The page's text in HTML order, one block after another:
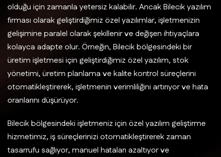
olduğu için zamanla yetersiz kalabilir. Ancak Bilecik yazılım
firması olarak geliştirdiğimiz özel yazılımlar, işletmenizin
gelişimine paralel olarak şekillenir ve değişen ihtiyaçlara
kolayca adapte olur. Örneğin, Bilecik bölgesindeki bir
üretim işletmesi için geliştirdiğimiz özel yazılım, stok
yönetimi, üretim planlama ve kalite kontrol süreçlerini
otomatikleştirerek, işletmenin verimliliğini artırıyor ve hata
oranlarını düşürüyor.
Bilecik bölgesindeki işletmeniz için özel yazılım geliştirme
hizmetimiz, iş süreçlerinizi otomatikleştirerek zaman
tasarrufu sağlıyor, manuel hataları azaltıyor ve